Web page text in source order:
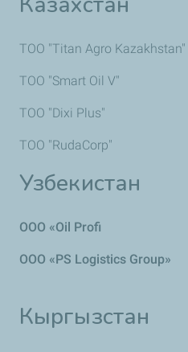
ТОО "Titan Agro Kazakhstan"
ТОО "Smart Oil V"
ТОО "Dixi Plus"
ТОО "RudaCorp"
Узбекистан
ООО «Oil Profi
ООО «PS Logistics Group»
Кыргызстан